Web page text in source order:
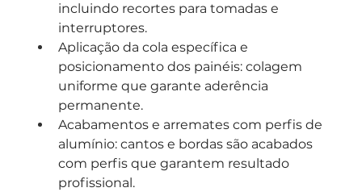
incluindo recortes para tomadas e
interruptores.
Aplicação da cola específica e
posicionamento dos painéis: colagem
uniforme que garante aderência
permanente.
Acabamentos e arremates com perfis de
alumínio: cantos e bordas são acabados
com perfis que garantem resultado
profissional.